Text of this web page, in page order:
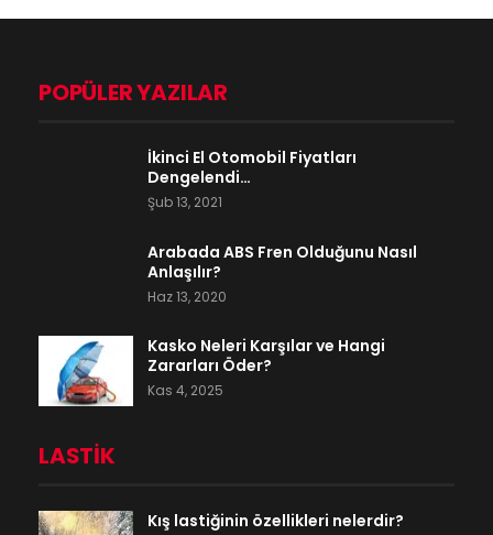
POPÜLER YAZILAR
İkinci El Otomobil Fiyatları
Dengelendi…
Şub 13, 2021
Arabada ABS Fren Olduğunu Nasıl
Anlaşılır?
Haz 13, 2020
Kasko Neleri Karşılar ve Hangi
Zararları Öder?
Kas 4, 2025
LASTIK
Kış lastiğinin özellikleri nelerdir?